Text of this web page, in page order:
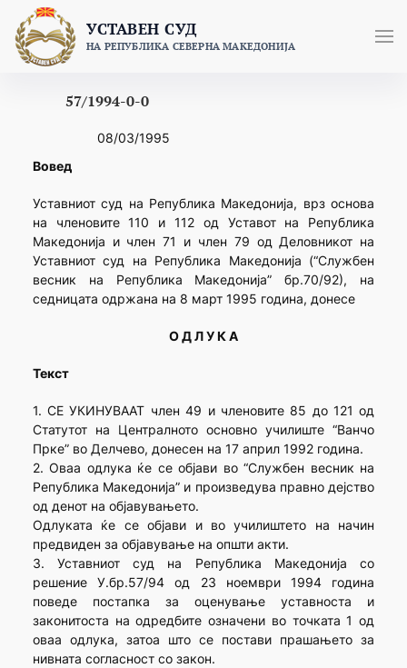
content
УСТАВЕН СУД
НА РЕПУБЛИКА СЕВЕРНА МАКЕДОНИЈА
57/1994-0-0
08/03/1995
Вовед
Уставниот суд на Република Македонија, врз основа
на членовите 110 и 112 од Уставот на Република
Македонија и член 71 и член 79 од Деловникот на
Уставниот суд на Република Македонија (“Службен
весник на Република Македонија” бр.70/92), на
седницата одржана на 8 март 1995 година, донесе
О Д Л У К А
Текст
1. СЕ УКИНУВААТ член 49 и членовите 85 до 121 од
Статутот на Централното основно училиште “Ванчо
Прке” во Делчево, донесен на 17 април 1992 година.
2. Оваа одлука ќе се објави во “Службен весник на
Република Македонија” и произведува правно дејство
од денот на објавувањето.
Одлуката ќе се објави и во училиштето на начин
предвиден за објавување на општи акти.
3. Уставниот суд на Република Македонија со
решение У.бр.57/94 од 23 ноември 1994 година
поведе постапка за оценување уставноста и
законитоста на одредбите означени во точката 1 од
оваа одлука, затоа што се постави прашањето за
нивната согласност со закон.